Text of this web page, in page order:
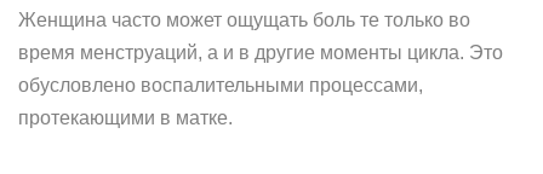
Женщина часто может ощущать боль те только во
время менструаций, а и в другие моменты цикла. Это
обусловлено воспалительными процессами,
протекающими в матке.